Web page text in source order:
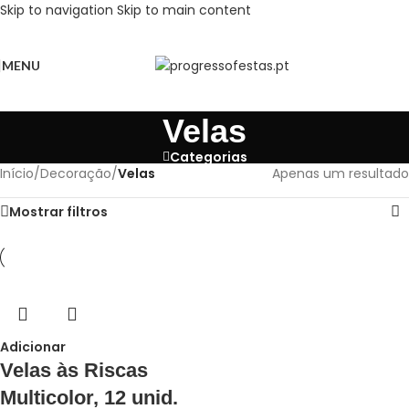
Skip to navigation Skip to main content
MENU
Velas
Categorias
Início/Decoração/Velas Apenas um resultado
Mostrar filtros
Adicionar
Velas às Riscas
Multicolor, 12 unid.